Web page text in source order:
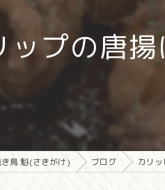
プの唐
鳥 魁(さきがけ) ブログ カリ